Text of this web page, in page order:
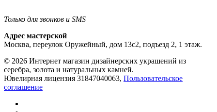
Только для звонков и SMS
Адрес мастерской
Москва, переулок Оружейный, дом 13с2, подъезд 2, 1 этаж.
© 2026 Интернет магазин дизайнерских украшений из
серебра, золота и натуральных камней.
Ювелирная лицензия 31847040063, Пользовательское
соглашение